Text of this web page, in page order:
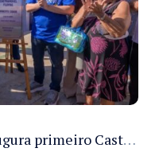
Governo do Amazonas inaugura primeiro Castramóvel Fluvial para atendimento veterinário às comunidades ribeirinhas e castração gratuita